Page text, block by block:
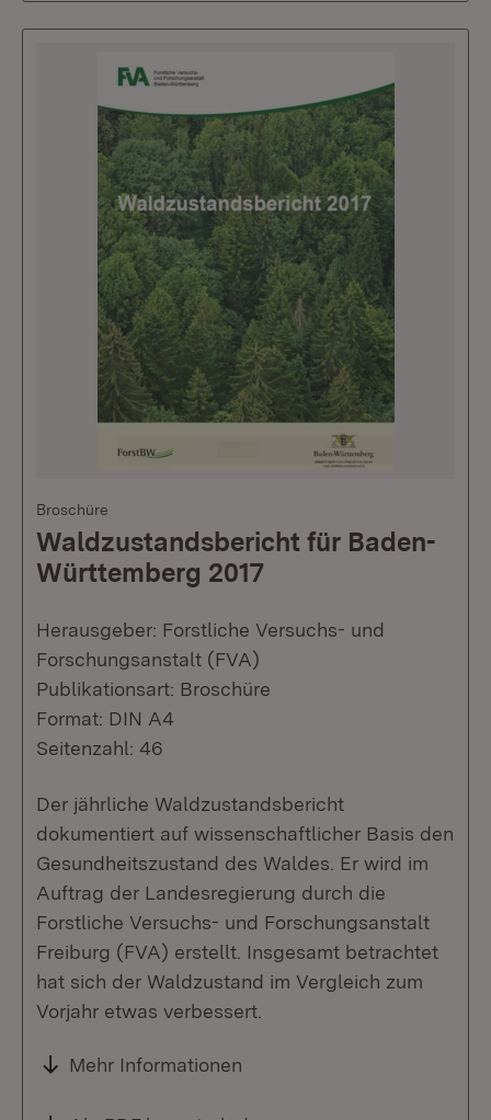
Broschüre
Waldzustandsbericht für Baden-
Württemberg 2017
Herausgeber: Forstliche Versuchs- und
Forschungsanstalt (FVA)
Publikationsart: Broschüre
Format: DIN A4
Seitenzahl: 46
Der jährliche Waldzustandsbericht
dokumentiert auf wissenschaftlicher Basis den
Gesundheitszustand des Waldes. Er wird im
Auftrag der Landesregierung durch die
Forstliche Versuchs- und Forschungsanstalt
Freiburg (FVA) erstellt. Insgesamt betrachtet
hat sich der Waldzustand im Vergleich zum
Vorjahr etwas verbessert.
Mehr Informationen